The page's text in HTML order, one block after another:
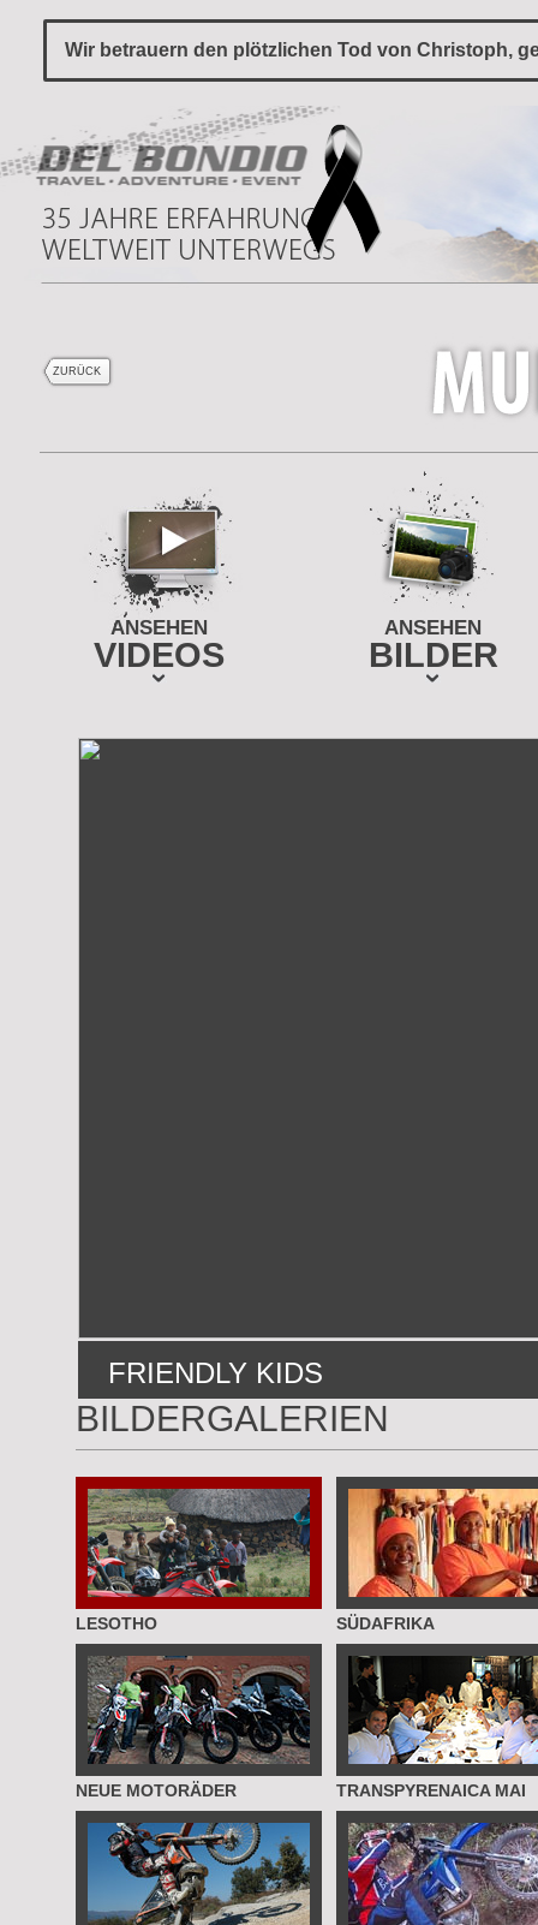
Wir betrauern den plötzlichen Tod von Christoph,
ZURÜCK
ANSEHEN
VIDEOS
ANSEHEN
BILDER
FRIENDLY KIDS
BILDERGALERIEN
LESOTHO SÜDAFRIKA
NEUE MOTORÄDER TRANSPYRENAICA MAI